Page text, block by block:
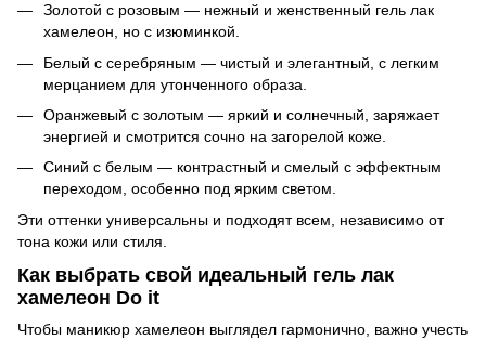
Золотой с розовым — нежный и женственный гель лак
хамелеон, но с изюминкой.
Белый с серебряным — чистый и элегантный, с легким
мерцанием для утонченного образа.
Оранжевый с золотым — яркий и солнечный, заряжает
энергией и смотрится сочно на загорелой коже.
Синий с белым — контрастный и смелый с эффектным
переходом, особенно под ярким светом.
Эти оттенки универсальны и подходят всем, независимо от
тона кожи или стиля.
Как выбрать свой идеальный гель лак
хамелеон Do it
Чтобы маникюр хамелеон выглядел гармонично, важно учесть